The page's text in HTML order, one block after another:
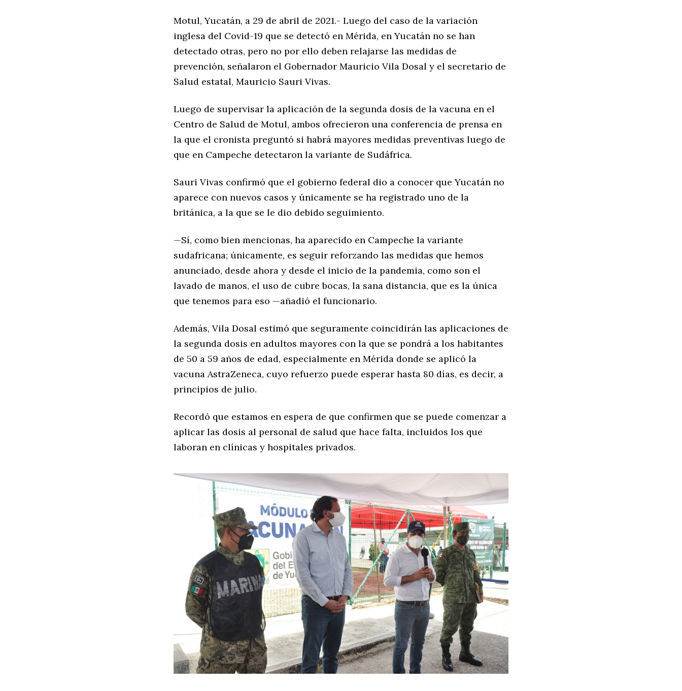
Motul, Yucatán, a 29 de abril de 2021.- Luego del caso de la variación
inglesa del Covid-19 que se detectó en Mérida, en Yucatán no se han
detectado otras, pero no por ello deben relajarse las medidas de
prevención, señalaron el Gobernador Mauricio Vila Dosal y el secretario de
Salud estatal, Mauricio Sauri Vivas.
Luego de supervisar la aplicación de la segunda dosis de la vacuna en el
Centro de Salud de Motul, ambos ofrecieron una conferencia de prensa en
la que el cronista preguntó si habrá mayores medidas preventivas luego de
que en Campeche detectaron la variante de Sudáfrica.
Sauri Vivas confirmó que el gobierno federal dio a conocer que Yucatán no
aparece con nuevos casos y únicamente se ha registrado uno de la
británica, a la que se le dio debido seguimiento.
—Sí, como bien mencionas, ha aparecido en Campeche la variante
sudafricana; únicamente, es seguir reforzando las medidas que hemos
anunciado, desde ahora y desde el inicio de la pandemia, como son el
lavado de manos, el uso de cubre bocas, la sana distancia, que es la única
que tenemos para eso —añadió el funcionario.
Además, Vila Dosal estimó que seguramente coincidirán las aplicaciones de
la segunda dosis en adultos mayores con la que se pondrá a los habitantes
de 50 a 59 años de edad, especialmente en Mérida donde se aplicó la
vacuna AstraZeneca, cuyo refuerzo puede esperar hasta 80 días, es decir, a
principios de julio.
Recordó que estamos en espera de que confirmen que se puede comenzar a
aplicar las dosis al personal de salud que hace falta, incluidos los que
laboran en clínicas y hospitales privados.